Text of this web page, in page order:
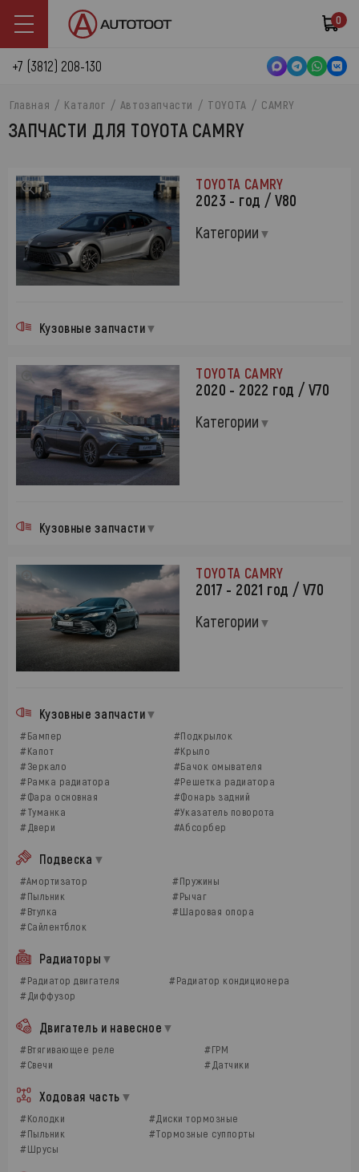
0
+7 (3812) 208-130
Главная Каталог Автозапчасти TOYOTA CAMRY
ЗАПЧАСТИ ДЛЯ TOYOTA CAMRY
TOYOTA CAMRY
2023 - год / V80
Категории
Кузовные запчасти
TOYOTA CAMRY
2020 - 2022 год / V70
Категории
Кузовные запчасти
TOYOTA CAMRY
2017 - 2021 год / V70
Категории
Кузовные запчасти
#Бампер
#Подкрылок
#Капот
#Крыло
#Зеркало
#Бачок омывателя
#Рамка радиатора
#Решетка радиатора
#Фара основная
#Фонарь задний
#Туманка
#Указатель поворота
#Двери
#Абсорбер
Подвеска
#Амортизатор
#Пружины
#Пыльник
#Рычаг
#Втулка
#Шаровая опора
#Сайлентблок
Радиаторы
#Радиатор двигателя
#Радиатор кондиционера
#Диффузор
Двигатель и навесное
#Втягивающее реле
#ГРМ
#Свечи
#Датчики
Ходовая часть
#Колодки
#Диски тормозные
#Пыльник
#Тормозные суппорты
#Шрусы